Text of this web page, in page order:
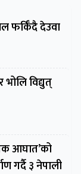
फर्किँदै देउवा
विद्युत्
आघात’को
गर्दै ३ नेपाली